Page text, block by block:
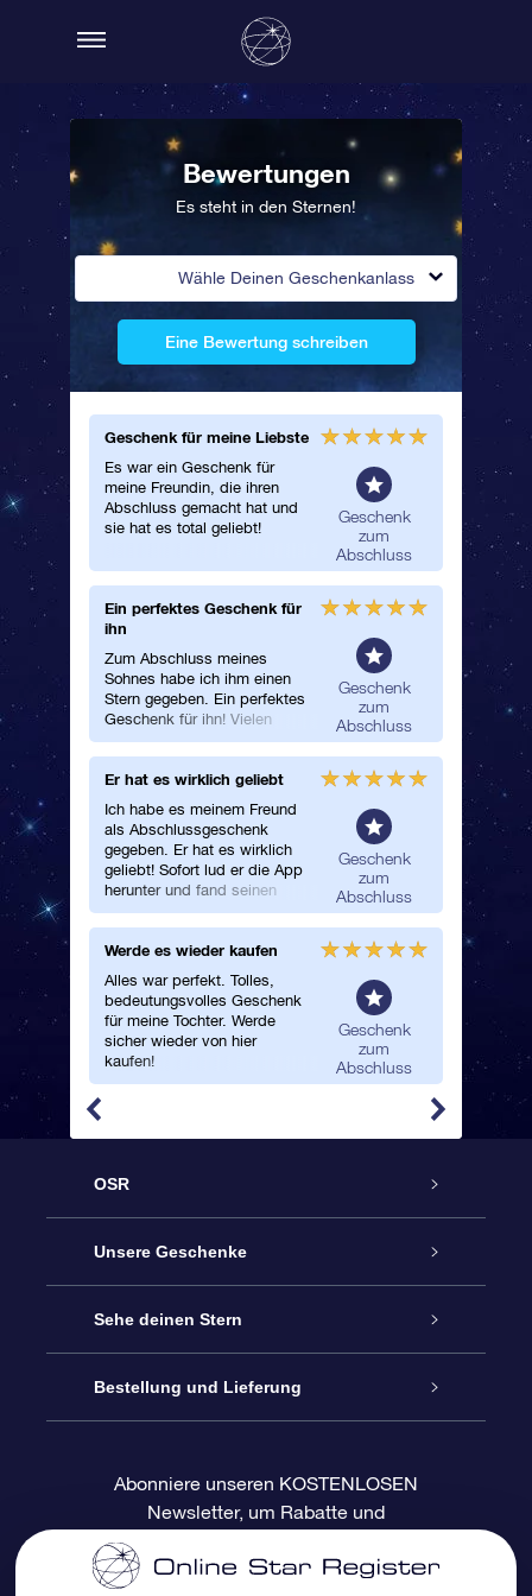
Bewertungen
Es steht in den Sternen!
Wähle Deinen Geschenkanlass
Eine Bewertung schreiben
Geschenk für meine Liebste
Es war ein Geschenk für
meine Freundin, die ihren
Abschluss gemacht hat und
sie hat es total geliebt!
Geschenk
zum
Abschluss
Ein perfektes Geschenk für
ihn
Zum Abschluss meines
Sohnes habe ich ihm einen
Stern gegeben. Ein perfektes
Geschenk für ihn! Vielen
Dank.
Geschenk
zum
Abschluss
Er hat es wirklich geliebt
Ich habe es meinem Freund
als Abschlussgeschenk
gegeben. Er hat es wirklich
geliebt! Sofort lud er die App
herunter und fand seinen
Star.
Geschenk
zum
Abschluss
Werde es wieder kaufen
Alles war perfekt. Tolles,
bedeutungsvolles Geschenk
für meine Tochter. Werde
sicher wieder von hier
kaufen!
Geschenk
zum
Abschluss
Werde
So ein
Es war
School
toller
Die
und
Die
das
Dank!
Sehr
Ich
Stern.
OSR
Service
Kontakt
Blog
Bewertungen
Unsere Geschenke
Sterne schenken
OSR-Geschenkpaket
OSR-Geschenkgutschein
Firmengeschenke
Sehe deinen Stern
Sternregister
Personalisierte Sternseite
One Million Stars
Bestellung und Lieferung
Zahlungsinformationen
Versandinformationen
Abonniere unseren KOSTENLOSEN
Newsletter, um Rabatte und